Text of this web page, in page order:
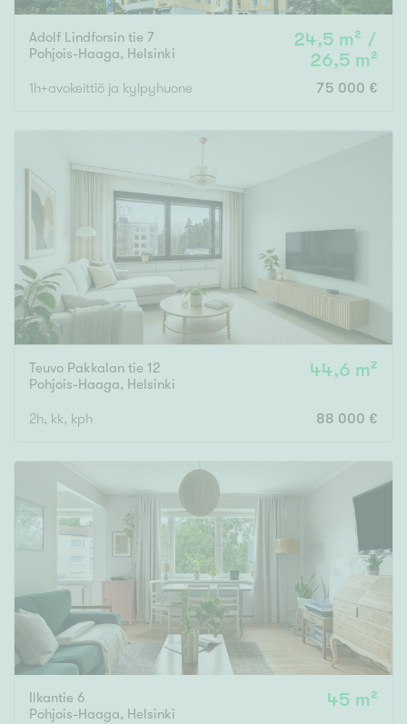
Maalämpö
Oma ranta
Oma sauna
Adolf Lindforsin tie 7
Pohjois-Haaga, Helsinki
24,5 m² /
26,5 m²
1h+avokeittiö ja kylpyhuone 75 000 €
Teuvo Pakkalan tie 12
Pohjois-Haaga, Helsinki
44,6 m²
2h, kk, kph 88 000 €
Ilkantie 6
Pohjois-Haaga, Helsinki
45 m²